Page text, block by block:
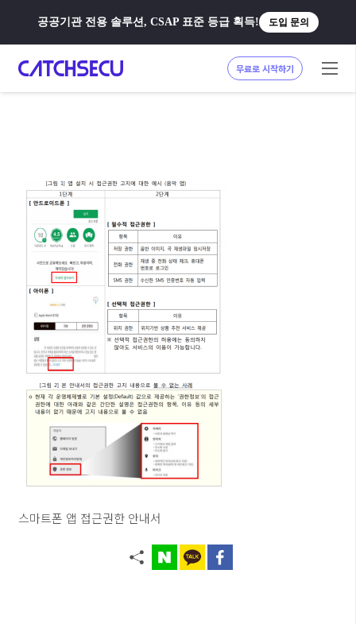
공공기관 전용 솔루션, CSAP 표준 등급 획득! 도입 문의
무료로 시작하기
스마트폰 앱 접근권한 안내서